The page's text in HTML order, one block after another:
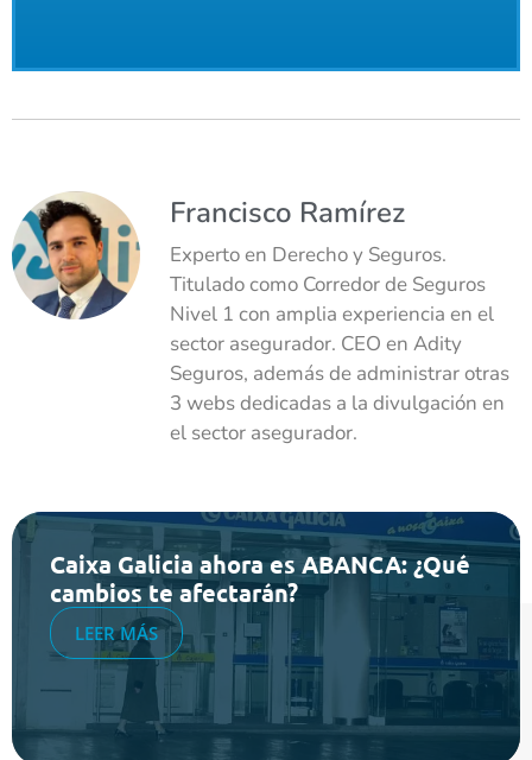
Francisco Ramírez
Experto en Derecho y Seguros.
Titulado como Corredor de Seguros
Nivel 1 con amplia experiencia en el
sector asegurador. CEO en Adity
Seguros, además de administrar otras
3 webs dedicadas a la divulgación en
el sector asegurador.
Caixa Galicia ahora es ABANCA: ¿Qué
cambios te afectarán?
LEER MÁS